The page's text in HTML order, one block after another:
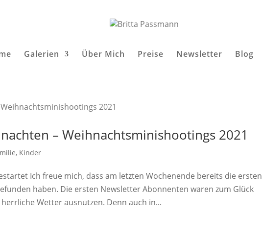
Galerien Über Mich Preise Newsletter Blog
– Weihnachtsminishootings 2021
, Kinder
Ich freue mich, dass am letzten Wochenende bereits die ersten
haben. Die ersten Newsletter Abonnenten waren zum Glück
Wetter ausnutzen. Denn auch in...